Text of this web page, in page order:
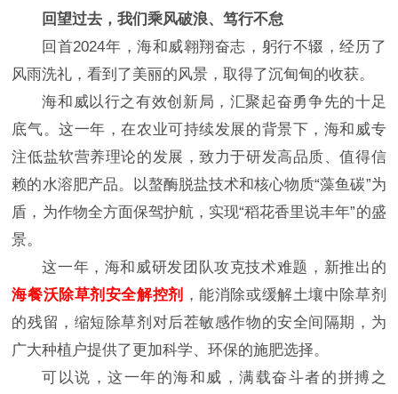
回望过去，我们乘风破浪、笃行不怠
回首2024年，海和威翱翔奋志，躬行不辍，经历了
风雨洗礼，看到了美丽的风景，取得了沉甸甸的收获。
海和威以行之有效创新局，汇聚起奋勇争先的十足
底气。这一年，在农业可持续发展的背景下，海和威专
注低盐软营养理论的发展，致力于研发高品质、值得信
赖的水溶肥产品。以螯酶脱盐技术和核心物质“藻鱼碳”为
盾，为作物全方面保驾护航，实现“稻花香里说丰年”的盛
景。
这一年，海和威研发团队攻克技术难题，新推出的
海餐沃除草剂安全解控剂 ，能消除或缓解土壤中除草剂
的残留，缩短除草剂对后茬敏感作物的安全间隔期，为
广大种植户提供了更加科学、环保的施肥选择。
可以说，这一年的海和威，满载奋斗者的拼搏之